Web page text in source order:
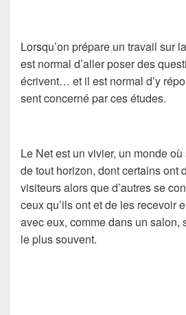
Lorsqu’on prépare un travail sur
est normal d’aller poser des
écrivent… et il est normal d’y
sent concerné par ces études.
Le Net est un vivier, un monde
de tout horizon, dont certains ont
visiteurs alors que d’autres se
ceux qu’ils ont et de les recevoir
avec eux, comme dans un salon,
le plus souvent.